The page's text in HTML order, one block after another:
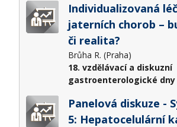
Individualizovaná
jaterních chorob –
či realita?
Brůha R. (Praha)
18. vzdělávací a diskuzní
gastroenterologické dny
Panelová diskuze -
5: Hepatocelulární